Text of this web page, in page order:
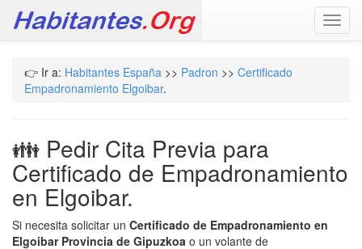
👉 Ir a: Habitantes España >> Padron >> Certificado
Empadronamiento Elgoibar.
👪 Pedir Cita Previa para
Certificado de Empadronamiento
en Elgoibar.
Si necesita solicitar un Certificado de Empadronamiento en
Elgoibar Provincia de Gipuzkoa o un volante de